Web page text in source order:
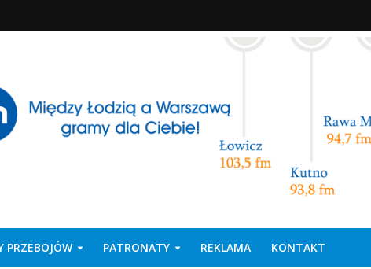
PRZEBOJÓW PATRONATY REKLAMA KONTAKT